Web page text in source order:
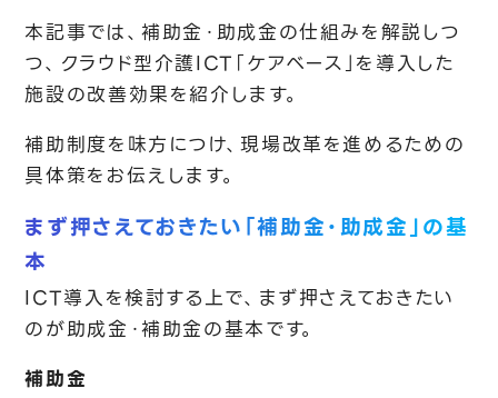
本記事では、補助金・助成金の仕組みを解説しつ
つ、クラウド型介護ICT「ケアベース」を導入した
施設の改善効果を紹介します。
補助制度を味方につけ、現場改革を進めるための
具体策をお伝えします。
まず押さえておきたい「補助金・助成金」の基
本
ICT導入を検討する上で、まず押さえておきたい
のが助成金・補助金の基本です。
補助金